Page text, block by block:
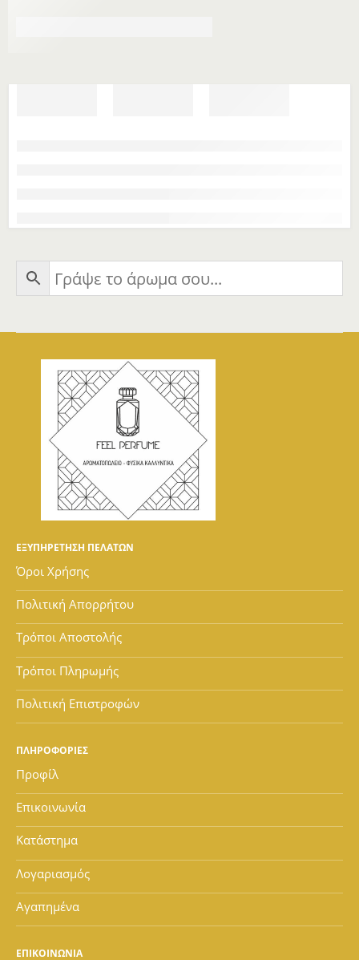
ΕΞΥΠΗΡΕΤΗΣΗ ΠΕΛΑΤΩΝ
Όροι Χρήσης
Πολιτική Απορρήτου
Τρόποι Αποστολής
Τρόποι Πληρωμής
Πολιτική Επιστροφών
ΠΛΗΡΟΦΟΡΙΕΣ
Προφίλ
Επικοινωνία
Κατάστημα
Λογαριασμός
Αγαπημένα
ΕΠΙΚΟΙΝΩΝΙΑ